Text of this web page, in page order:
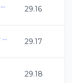
ESTATAL GUANAJUATO CURSO LARGO 29.16
Campeonato Estatal Oro Juvenil C.L. 2025-2026 29.17
29.18